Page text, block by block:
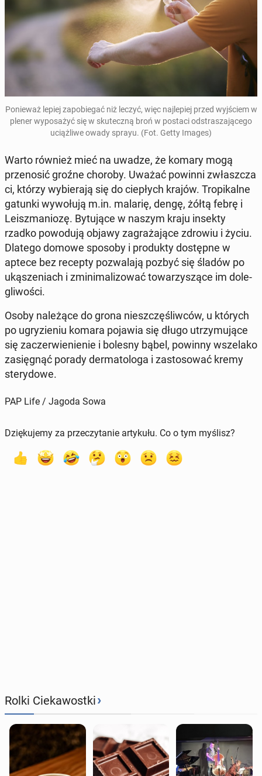
Po­nie­waż lepiej za­po­bie­gać niż leczyć, więc naj­le­piej przed wyj­ściem w
plener wy­po­sa­żyć się w sku­tecz­ną broń w postaci od­stra­sza­ją­ce­go
uciąż­li­we owady sprayu. (Fot. Getty Images)
Warto również mieć na uwadze, że komary mogą
prze­no­sić groźne choroby. Uważać powinni zwłasz­cza
ci, którzy wy­bie­ra­ją się do cie­płych krajów. Tro­pi­kal­ne
gatunki wy­wo­łu­ją m.in. malarię, dengę, żółtą febrę i
Le­isz­ma­nio­zę. By­tu­ją­ce w naszym kraju insekty
rzadko po­wo­du­ją objawy za­gra­ża­ją­ce zdrowiu i życiu.
Dlatego domowe sposoby i pro­duk­ty do­stęp­ne w
aptece bez recepty po­zwa­la­ją pozbyć się śladów po
uką­sze­niach i zmi­ni­ma­li­zo­wać to­wa­rzy­szą­ce im do­le­
gli­wo­ści.
Osoby na­le­żą­ce do grona nie­szczę­śliw­ców, u których
po ugry­zie­niu komara pojawia się długo utrzy­mu­ją­ce
się za­czer­wie­nie­nie i bolesny bąbel, powinny wsze­la­ko
za­się­gnąć porady der­ma­to­lo­ga i za­sto­so­wać kremy
ste­ry­do­we.
PAP Life / Jagoda Sowa
Dziękujemy za przeczytanie artykułu. Co o tym myślisz?
Rolki Ciekawostki›